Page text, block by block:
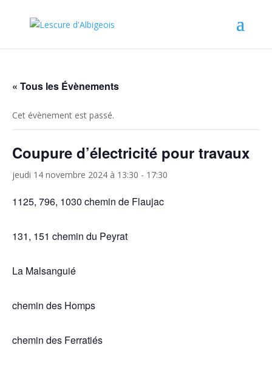
« Tous les Évènements
Cet évènement est passé.
Coupure d’électricité pour travaux
jeudi 14 novembre 2024 à 13:30 - 17:30
1125, 796, 1030 chemin de Flaujac
131, 151 chemin du Peyrat
La Malsanguié
chemin des Homps
chemin des Ferratiés